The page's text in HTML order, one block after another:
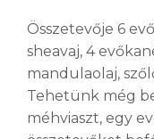
Összetevője 6
sheavaj, 4
mandulaolaj,
Tehetünk még
méhviaszt, egy